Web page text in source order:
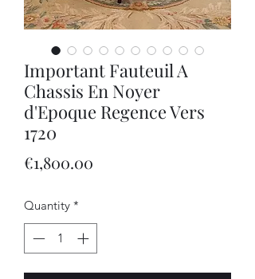
Important Fauteuil A
Chassis En Noyer
d'Epoque Regence Vers
1720
€1,800.00
Quantity *